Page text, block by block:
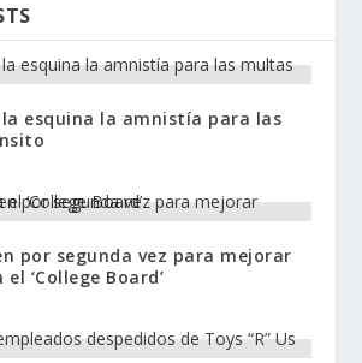
esquina la amnistía para las
por segunda vez para mejorar
‘College Board’